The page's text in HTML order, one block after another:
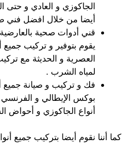
الجاكوزي و العادي و حتى
أيضا من خلال افضل فني
قني أدوات صحية بالعارضية
يقوم بتوفير و تركيب جميع
العصرية و الحديثة مع
لمياه الشرب .
فك و تركيب و صيانة جميع
بوكس الإيطالي و
أنواع الجاكوزي و أحواض
كما أننا نقوم أيضا بتركيب جميع